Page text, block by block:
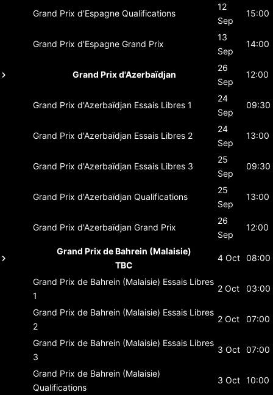
Grand Prix d'Espagne Qualifications
12
Sep
15:00
Grand Prix d'Espagne Grand Prix
13
Sep
14:00
Grand Prix d'Azerbaïdjan
26
Sep
12:00
Grand Prix d'Azerbaïdjan Essais Libres 1
24
Sep
09:30
Grand Prix d'Azerbaïdjan Essais Libres 2
24
Sep
13:00
Grand Prix d'Azerbaïdjan Essais Libres 3
25
Sep
09:30
Grand Prix d'Azerbaïdjan Qualifications
25
Sep
13:00
Grand Prix d'Azerbaïdjan Grand Prix
26
Sep
12:00
Grand Prix de Bahrein (Malaisie)
TBC
4 Oct 08:00
Grand Prix de Bahrein (Malaisie) Essais Libres
1
2 Oct 03:00
Grand Prix de Bahrein (Malaisie) Essais Libres
2
2 Oct 07:00
Grand Prix de Bahrein (Malaisie) Essais Libres
3
3 Oct 07:00
Grand Prix de Bahrein (Malaisie)
Qualifications
3 Oct 10:00